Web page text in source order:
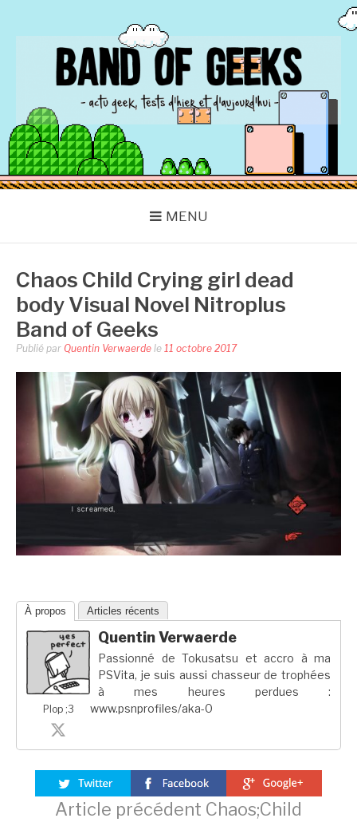
BAND OF GEEKS
Actu Geek d'hier et d'aujourd'hui
MENU
Chaos Child Crying girl dead
body Visual Novel Nitroplus
Band of Geeks
Publié par Quentin Verwaerde le 11 octobre 2017
À propos Articles récents
Plop ;3
Quentin Verwaerde
Passionné de Tokusatsu et accro à ma
PSVita, je suis aussi chasseur de trophées
à mes heures perdues :
www.psnprofiles/aka-0
Article précédent Chaos;Child